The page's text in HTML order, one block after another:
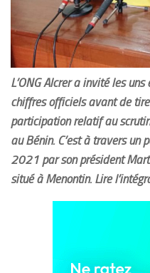
L’ONG Alcrer a invité les
chiffres officiels avant de
participation relatif au
au Bénin. C’est à travers un
2021 par son président
situé à Menontin. Lire